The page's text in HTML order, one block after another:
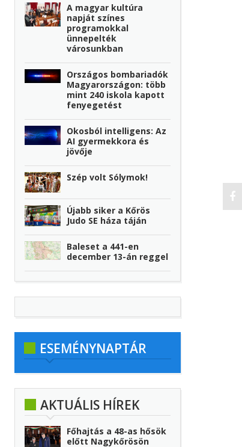
A magyar kultúra
napját színes
programokkal
ünnepelték
városunkban
Országos bombariadók
Magyarországon: több
mint 240 iskola kapott
fenyegetést
Okosból intelligens: Az
AI gyermekkora és
jövője
Szép volt Sólymok!
Újabb siker a Kőrös
Judo SE háza táján
Baleset a 441-en
december 13-án reggel
ESEMÉNYNAPTÁR
AKTUÁLIS HÍREK
Főhajtás a 48-as hősök
előtt Nagykőrösön